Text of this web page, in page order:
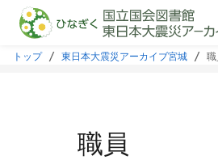
本文に飛ぶ
トップ 東日本大震災アーカイブ宮城 職
職員